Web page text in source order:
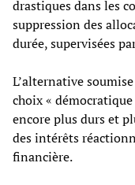
drastiques dans les
suppression des
durée, supervisées
L’alternative
choix «
encore plus durs et
des intérêts
financière.